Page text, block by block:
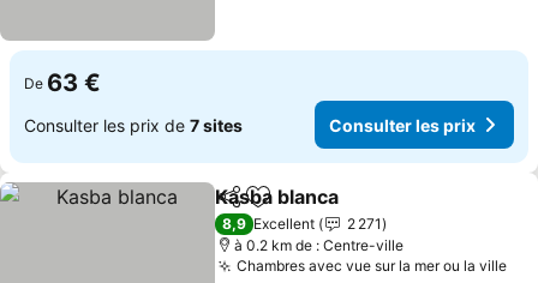
De 63 €
Consulter les prix de 7 sites Consulter les prix
PartagerAjouter à mes favoris
Kasba blanca
8,9 Excellent
2 271
à 0.2 km de : Centre-ville
Chambres avec vue sur la mer ou la ville